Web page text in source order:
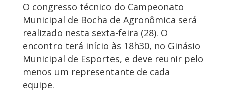
O congresso técnico do Campeonato
Municipal de Bocha de Agronômica será
realizado nesta sexta-feira (28). O
encontro terá início às 18h30, no Ginásio
Municipal de Esportes, e deve reunir pelo
menos um representante de cada
equipe.